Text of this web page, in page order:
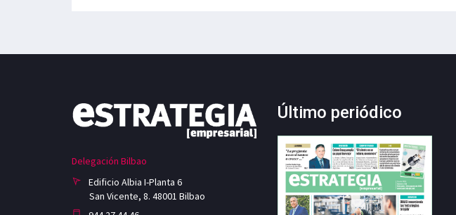
Delegación Bilbao
Edificio Albia I-Planta 6
San Vicente, 8. 48001 Bilbao
Último periódico